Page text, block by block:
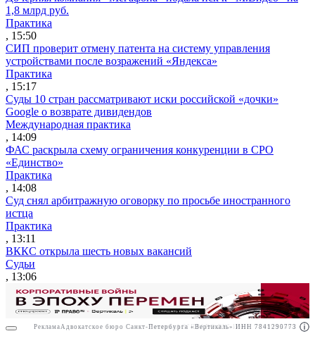
РекламаАО"ПРАВО.РУ" ИНН: 7708095468
1,8 млрд руб.
Практика
, 15:50
СИП проверит отмену патента на систему управления
устройствами после возражений «Яндекса»
Практика
, 15:17
Суды 10 стран рассматривают иски российской «дочки»
Google о возврате дивидендов
Международная практика
, 14:09
ФАС раскрыла схему ограничения конкуренции в СРО
«Единство»
Практика
, 14:08
Суд снял арбитражную оговорку по просьбе иностранного
истца
Практика
, 13:11
ВККС открыла шесть новых вакансий
Судьи
, 13:06
Реклама Адвокатское бюро Санкт-Петербурга «Вертикаль» ИНН 7841290773